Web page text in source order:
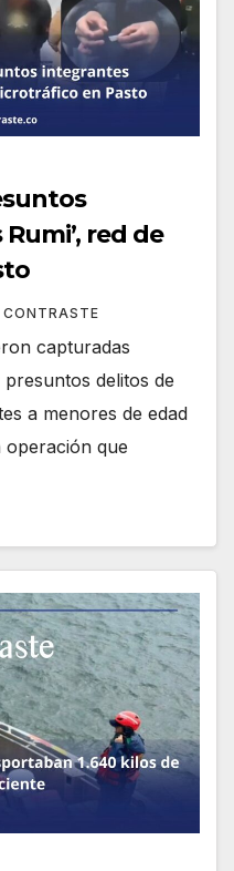
red de
CONTRASTE
capturadas
delitos de
a menores de edad
que